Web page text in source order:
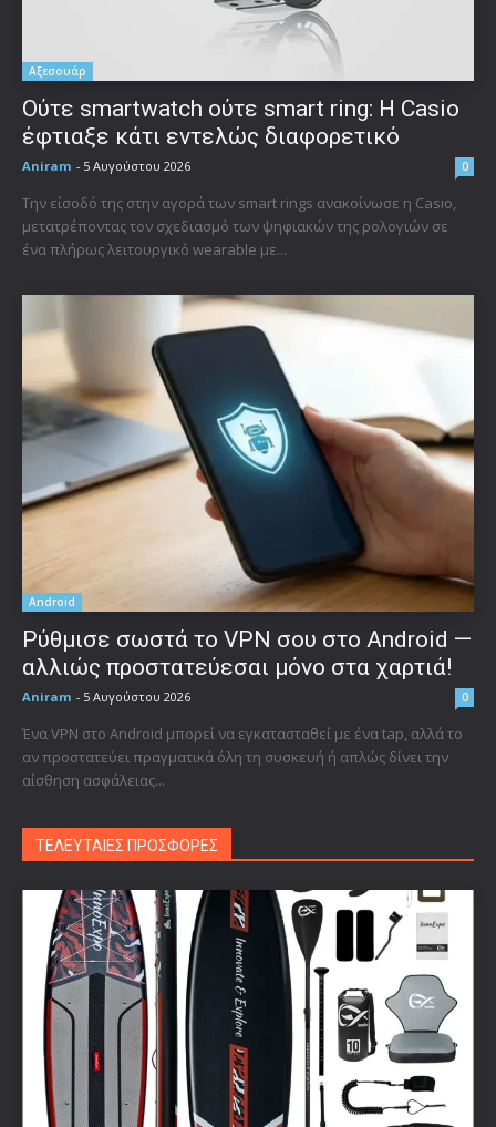
Αξεσουάρ
Ούτε smartwatch ούτε smart ring: Η Casio
έφτιαξε κάτι εντελώς διαφορετικό
Aniram - 5 Αυγούστου 2026 0
Την είσοδό της στην αγορά των smart rings ανακοίνωσε η Casio,
μετατρέποντας τον σχεδιασμό των ψηφιακών της ρολογιών σε
ένα πλήρως λειτουργικό wearable με...
Android
Ρύθμισε σωστά το VPN σου στο Android —
αλλιώς προστατεύεσαι μόνο στα χαρτιά!
Aniram - 5 Αυγούστου 2026 0
Ένα VPN στο Android μπορεί να εγκατασταθεί με ένα tap, αλλά το
αν προστατεύει πραγματικά όλη τη συσκευή ή απλώς δίνει την
αίσθηση ασφάλειας...
ΤΕΛΕΥΤΑΙΕΣ ΠΡΟΣΦΟΡΕΣ